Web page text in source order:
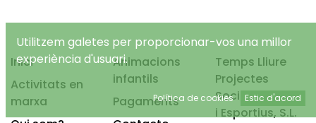
Inici
Activitats en
marxa
Animacions
infantils
Pagaments
Temps Lliure
Projectes
Socioeducatius
i Esportius, S.L.
Utilitzem galetes per proporcionar-vos una millor
experiència d'usuari.
Política de cookies Estic d'acord